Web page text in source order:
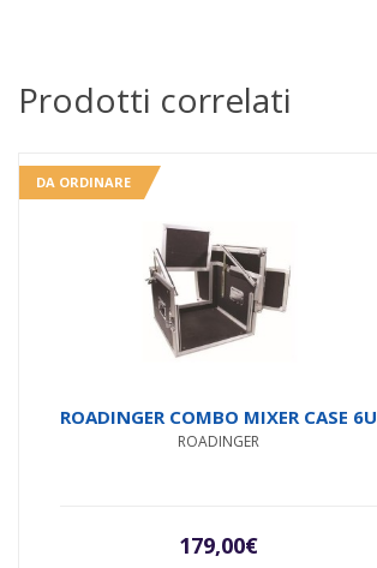
Prodotti correlati
DA ORDINARE
ROADINGER COMBO MIXER CASE 6U
ROADINGER
179,00€